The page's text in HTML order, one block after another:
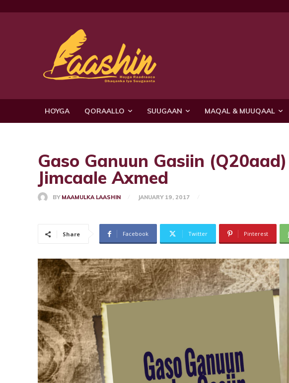
HOYGA QORAALLO SUUGAAN MAQAL & MUUQAAL
Gaso Ganuun Gasiin
Jimcaale Axmed
BY MAAMULKA LAASHIN JANUARY 19, 2017
Share Facebook Twitter Pinterest